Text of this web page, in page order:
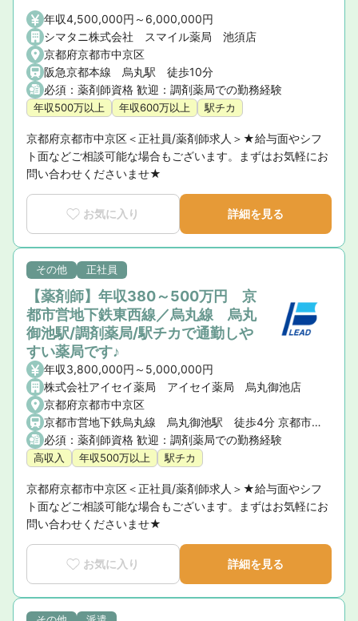
年収4,500,000円～6,000,000円
シマタニ株式会社 スマイル薬局 池須店
京都府京都市中京区
阪急京都本線 烏丸駅 徒歩10分
必須：薬剤師資格 歓迎：調剤薬局での勤務経験
年収500万以上 年収600万以上 駅チカ
京都府京都市中京区＜正社員/薬剤師求人＞★給与面やシフ
ト面などご相談可能な場合もございます。まずはお気軽にお
問い合わせくださいませ★
お気に入り 詳細を見る
その他 正社員
【薬剤師】年収380～500万円 京
都市営地下鉄東西線／烏丸線 烏丸
御池駅/調剤薬局/駅チカで通勤しや
すい薬局です♪
年収3,800,000円～5,000,000円
株式会社アイセイ薬局 アイセイ薬局 烏丸御池店
京都府京都市中京区
京都市営地下鉄烏丸線 烏丸御池駅 徒歩4分 京都市営地下鉄東西線 烏丸御池駅 徒歩4分
必須：薬剤師資格 歓迎：調剤薬局での勤務経験
高収入 年収500万以上 駅チカ
京都府京都市中京区＜正社員/薬剤師求人＞★給与面やシフ
ト面などご相談可能な場合もございます。まずはお気軽にお
問い合わせくださいませ★
お気に入り 詳細を見る